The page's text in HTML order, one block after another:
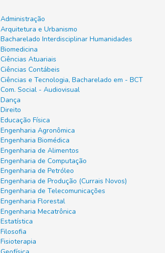
Administração
Arquitetura e Urbanismo
Bacharelado Interdisciplinar Humanidades
Biomedicina
Ciências Atuariais
Ciências Contábeis
Ciências e Tecnologia, Bacharelado em - BCT
Com. Social - Audiovisual
Dança
Direito
Educação Física
Engenharia Agronômica
Engenharia Biomédica
Engenharia de Alimentos
Engenharia de Computação
Engenharia de Petróleo
Engenharia de Produção (Currais Novos)
Engenharia de Telecomunicações
Engenharia Florestal
Engenharia Mecatrônica
Estatística
Filosofia
Fisioterapia